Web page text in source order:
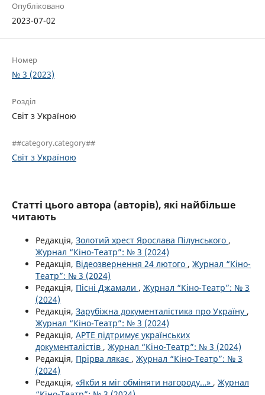
Опубліковано
2023-07-02
Номер
№ 3 (2023)
Розділ
Світ з Україною
##category.category##
Світ з Україною
Статті цього автора (авторів), які найбільше
читають
Редакція, Золотий хрест Ярослава Пілунського ,
Журнал “Кіно-Театр”: № 3 (2024)
Редакція, Відеозвернення 24 лютого , Журнал “Кіно-
Театр”: № 3 (2024)
Редакція, Пісні Джамали , Журнал “Кіно-Театр”: № 3
(2024)
Редакція, Зарубіжна документалістика про Україну ,
Журнал “Кіно-Театр”: № 3 (2024)
Редакція, АРТЕ підтримує українських
документалістів , Журнал “Кіно-Театр”: № 3 (2024)
Редакція, Прірва лякає , Журнал “Кіно-Театр”: № 3
(2024)
Редакція, «Якби я міг обміняти нагороду…» , Журнал